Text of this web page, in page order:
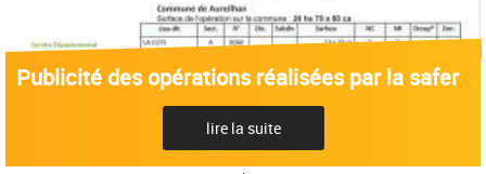
Publicité des opérations réalisées par la safer
lire la suite